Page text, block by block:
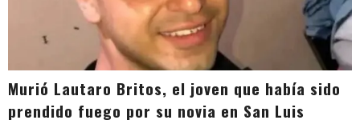
Murió Lautaro Britos, el joven que había sido
prendido fuego por su novia en San Luis